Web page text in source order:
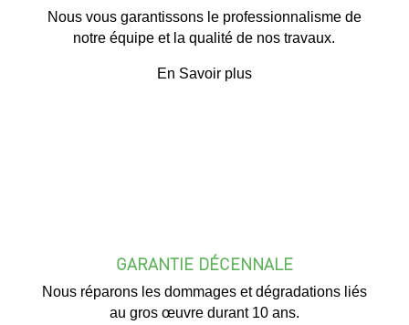
Nous vous garantissons le professionnalisme de
notre équipe et la qualité de nos travaux.
En Savoir plus
GARANTIE DÉCENNALE
Nous réparons les dommages et dégradations liés
au gros œuvre durant 10 ans.